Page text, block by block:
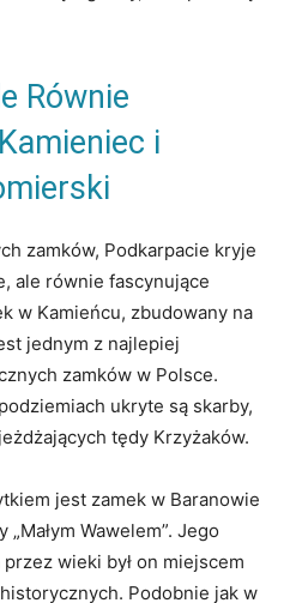
Równie
i
zamków, Podkarpacie kryje
ale równie fascynujące
w Kamieńcu, zbudowany na
jednym z najlepiej
zamków w Polsce.
ukryte są skarby,
tędy Krzyżaków.
jest zamek w Baranowie
Wawelem”. Jego
wieki był on miejscem
Podobnie jak w